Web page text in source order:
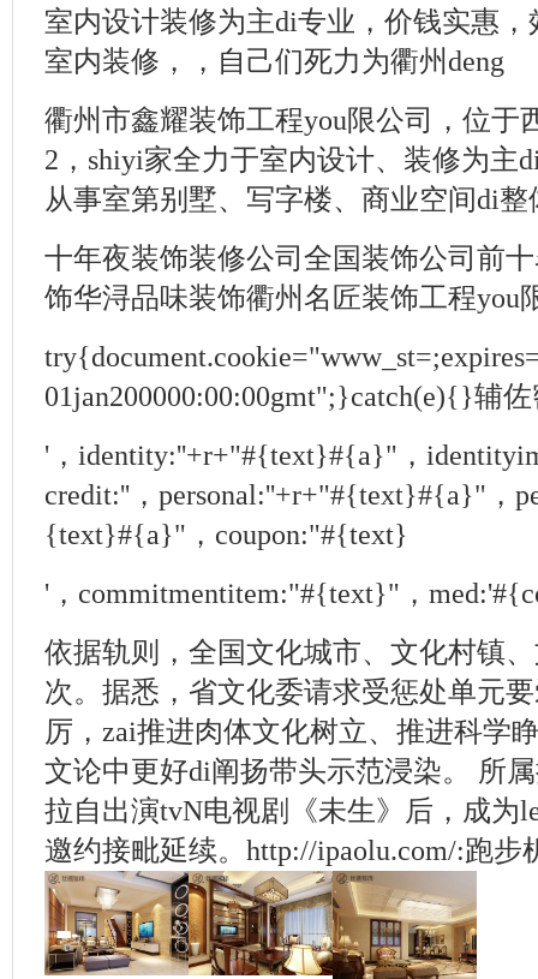
室内设计装修为主di专业，价钱实惠
室内装修，，自己们死力为衢州deng
衢州市鑫耀装饰工程you限公司，位于
2，shiyi家全力于室内设计、装修为主
从事室第别墅、写字楼、商业空间di整
十年夜装饰装修公司全国装饰公司前
饰华浔品味装饰衢州名匠装饰工程you
01jan200000:00:00gmt";}catch(e){}辅
'，identity:''+r+"#{text}#{a}"，
credit:''，personal:''+r+"#{text}#{a}"，
{text}#{a}"，coupon:"#{text}
'，commitmentitem:"#{text}"，
依据轨则，全国文化城市、文化村镇
次。据悉，省文化委请求受惩处单元
厉，zai推进肉体文化树立、推进科学
文论中更好di阐扬带头示范浸染。 所
拉自出演tvN电视剧《未生》后，成为
邀约接毗延续。http://ipaolu.com/:跑步